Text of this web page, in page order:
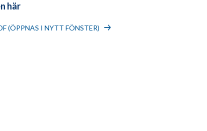
här
(ÖPPNAS I NYTT FÖNSTER)